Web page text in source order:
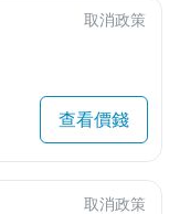
取消政策
查看價錢
取消政策